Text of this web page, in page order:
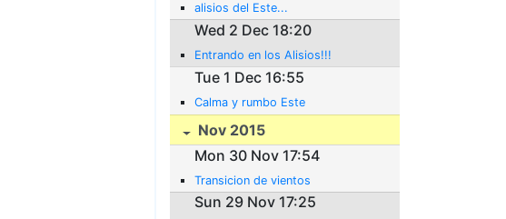
alisios del Este...
Wed 2 Dec 18:20
Entrando en los Alisios!!!
Tue 1 Dec 16:55
Calma y rumbo Este
Nov 2015
Mon 30 Nov 17:54
Transicion de vientos
Sun 29 Nov 17:25